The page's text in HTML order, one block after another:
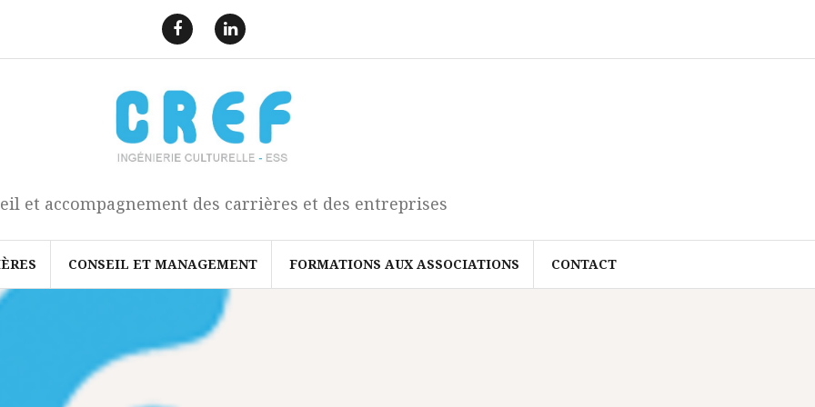
a
c
b
o
k
i
k
e
d
I
n
et accompagnement des carrières et des entreprises
CONSEIL ET MANAGEMENT FORMATIONS AUX ASSOCIATIONS CONTACT